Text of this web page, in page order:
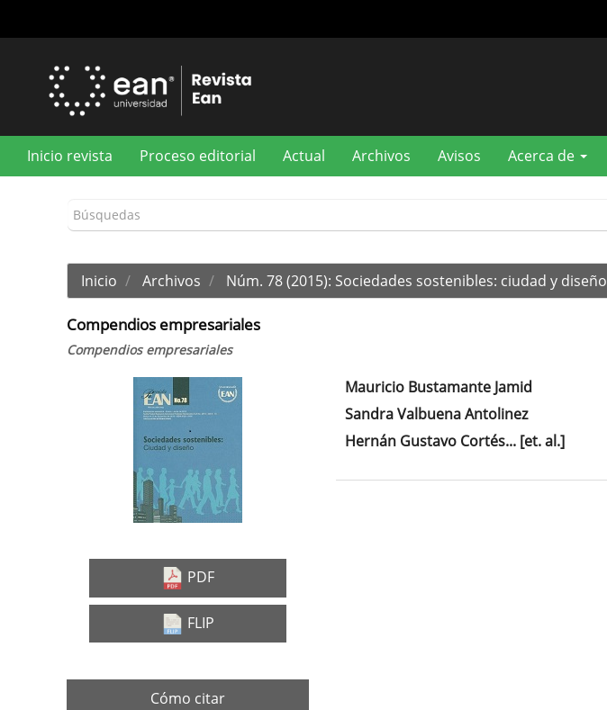
principal
Inicio revista Proceso editorial Actual Archivos Avisos Acerca de
Inicio Archivos Núm. 78 (2015): Sociedades sostenibles: ciudad y diseño
Compendios empresariales
Compendios empresariales
Barra
lateral
artículo
PDF
FLIP
Cómo citar
Contenido
principal
artículo
Mauricio Bustamante Jamid
Sandra Valbuena Antolinez
Hernán Gustavo Cortés... [et. al.]